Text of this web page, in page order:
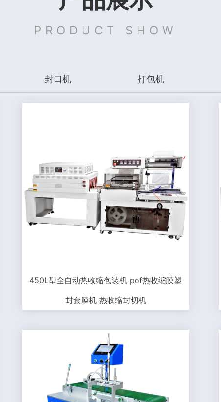
PRODUCT SHOW
封口机 打包机
450L型全自动热收缩包装机 pof热收缩膜塑
封套膜机 热收缩封切机